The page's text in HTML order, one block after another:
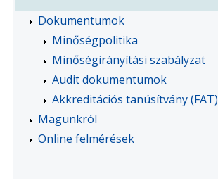
Dokumentumok
Minőségpolitika
Minőségirányítási szabályzat
Audit dokumentumok
Akkreditációs tanúsítvány (FAT)
Magunkról
Online felmérések